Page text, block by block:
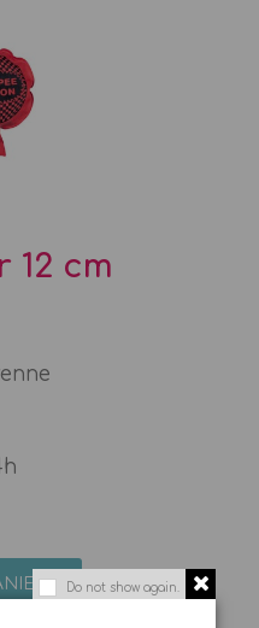
Do not show again.
12 cm